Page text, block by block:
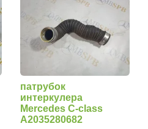
патрубок
интеркулера
Mercedes C-class
A2035280682